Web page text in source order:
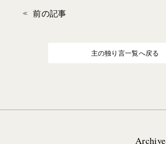
前の記事
主の独り言一覧へ戻る
Archive